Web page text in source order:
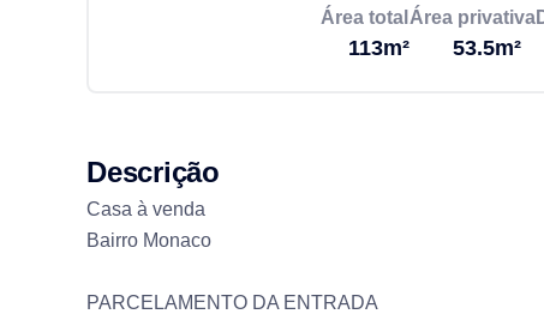
Área total
113m²
Área privativa
53.5m²
Descrição
Casa à venda
Bairro Monaco
PARCELAMENTO DA ENTRADA